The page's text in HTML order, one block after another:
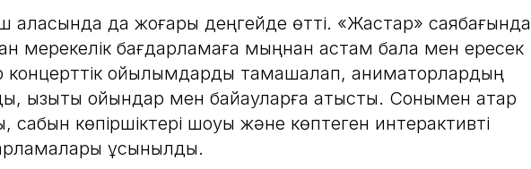
қаласында да жоғары деңгейде өтті. «Жастар» саябағында
мерекелік бағдарламаға мыңнан астам бала мен ересек
концерттік қойылымдарды тамашалап, аниматорлардың
қызықты ойындар мен байқауларға қатысты. Сонымен қатар
сабын көпіршіктері шоуы және көптеген интерактивті
ұсынылды.